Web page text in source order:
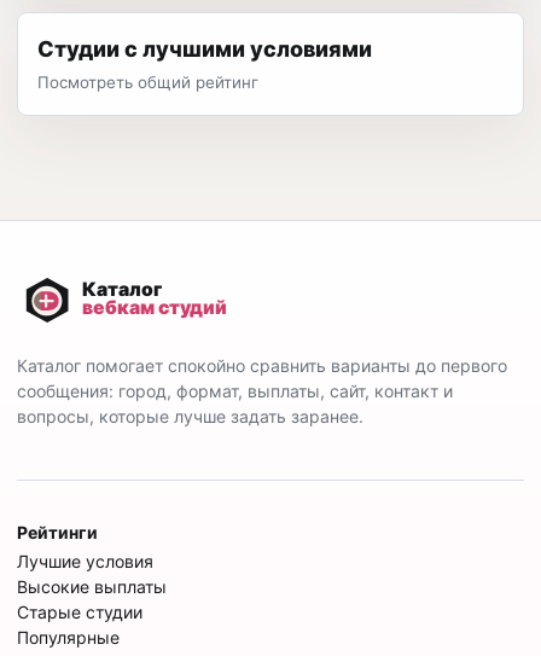
Студии с лучшими условиями
Посмотреть общий рейтинг
Каталог помогает спокойно сравнить варианты до первого
сообщения: город, формат, выплаты, сайт, контакт и
вопросы, которые лучше задать заранее.
Рейтинги
Лучшие условия
Высокие выплаты
Старые студии
Популярные